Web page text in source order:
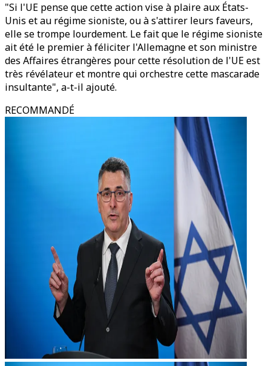
"Si l'UE pense que cette action vise à plaire aux États-
Unis et au régime sioniste, ou à s'attirer leurs faveurs,
elle se trompe lourdement. Le fait que le régime sioniste
ait été le premier à féliciter l'Allemagne et son ministre
des Affaires étrangères pour cette résolution de l'UE est
très révélateur et montre qui orchestre cette mascarade
insultante", a-t-il ajouté.
RECOMMANDÉ